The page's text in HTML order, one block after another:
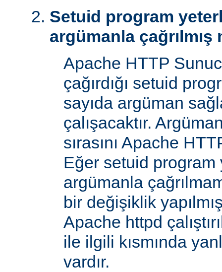
Setuid program
argümanla çağrılmış
Apache HTTP
çağırdığı setuid
sayıda argüman
çalışacaktır.
sırasını Apache
Eğer setuid program
argümanla
bir değişiklik
Apache httpd
ile ilgili kısmında
vardır.